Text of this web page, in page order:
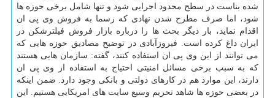
شده بناست در سطح محدود اجرایی شود و تنها شامل برخی حوزه ها
شود، اما صرف مطرح شدن نهادی كه رسما به فروش وی پی ان
اقدام نماید، بار دیگر بحث ها را درباره بازار فروش فیلترشكن در
ایران داغ كرده است. فیروزآبادی در توضیح مصادیق حوزه هایی كه
می توانند از این وی پی ان استفاده كنند، گفته: سازمان هایی هستند
كه به سبب برخی مسائل امنیتی احتیاج به استفاده از وی پی ان
دارند، این موارد هم در كارهای دولتی و بانكی وجود دارد. ضمن اینكه
در بعضی حوزه ها شاهد تحریم وسیع سایت های امریكایی هستیم. این